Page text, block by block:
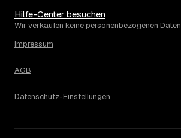
Hilfe-Center besuchen
Wir verkaufen keine personenbezogenen Daten
Impressum
AGB
Datenschutz-Einstellungen